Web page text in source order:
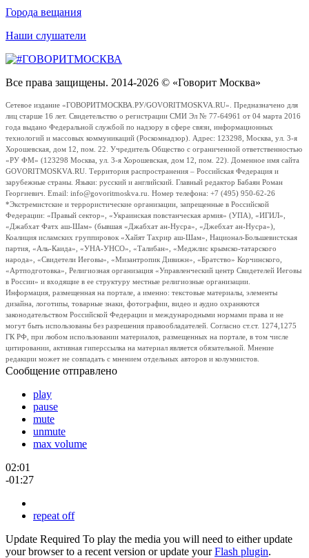
Города вещания
Наши слушатели
Все права защищены. 2014-2026 © «Говорит Москва»
Сетевое издание «ГОВОРИТМОСКВА.РУ/GOVORITMOSKVA.RU». Предназначено для
лиц старше 16 лет. Свидетельство о регистрации СМИ Эл № 77-64961 от 04 марта 2016
года выдано Федеральной службой по надзору в сфере связи, информационных
технологий и массовых коммуникаций (Роскомнадзор). Адрес: 123298, Москва, ул. 3-я
Хорошевская, дом 12, пом. 22. Учредитель Общество с ограниченной ответственностью
«РУ ФМ» (123298 Москва, ул. 3-я Хорошевская, дом 12, пом. 22). Доменное имя сайта
GOVORITMOSKVA.RU. Территория распространения – Российская Федерация и
зарубежные страны. Языки: русский и английский. Главный редактор Бабаян Роман
Георгиевич. Email: info@govoritmoskva.ru. Номер телефона: +7 (495) 950-62-26
*Экстремистские и террористические организации, запрещенные в Российской
Федерации: «Правый сектор», «Украинская повстанческая армия» (УПА), «ИГИЛ»,
«Джабхат Фатх аш-Шам» (бывшая «Джабхат ан-Нусра», «Джебхат ан-Нусра»),
Коалиция исламских группировок «Хайят Тахрир аш-Шам», Национал-Большевистская
партия, «Аль-Каида», «УНА-УНСО», «Талибан», «Меджлис крымско-татарского
народа», «Свидетели Иеговы», «Мизантропик Дивижн», «Братство» Корчинского,
«Артподготовка», Религиозная организация «Управленческий центр Свидетелей Иеговы
в России» и входящие в ее структуру местные религиозные организации.
Информация, размещенная на портале, а именно: текстовые материалы, элементы
дизайна, логотипы, товарные знаки, фотографии, видео и аудио охраняются
законодательством Российской Федерации и международными нормами права и не
могут быть использованы без разрешения правообладателей. Согласно ст.ст. 1274,1275
ГК РФ, при любом использовании материалов, размещенных на портале, в том числе
цитировании, активная гиперссылка на материал является обязательной. Мнение
редакции может не совпадать с мнением отдельных авторов и колумнистов.
Сообщение отправлено
play
pause
mute
unmute
max volume
02:01
-01:27
repeat off
Update Required To play the media you will need to either update
your browser to a recent version or update yourFlash plugin.